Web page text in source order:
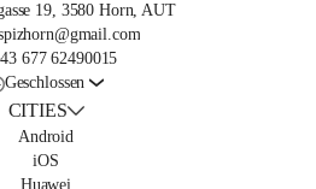
19, 3580 Horn, AUT
677 62490015
Geschlossen
CITIES
Android
iOS
Huawei